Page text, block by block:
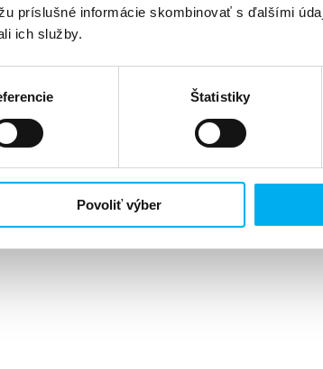
príslušné informácie skombinovať s ďalšími
ich služby.
Štatistiky
Povoliť výber
4, 972 01 Bojnice
oddiel: Sa, vložka číslo 272/R